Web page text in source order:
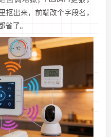
抠出来，前端改个字段名，
省了。